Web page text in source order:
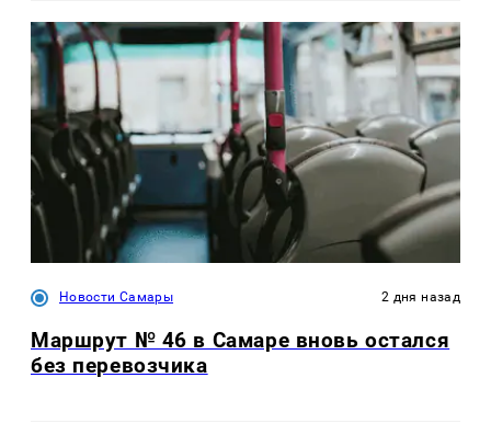
Новости Самары 2 дня назад
Маршрут № 46 в Самаре вновь остался
без перевозчика